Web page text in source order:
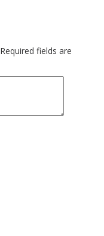
Required fields are